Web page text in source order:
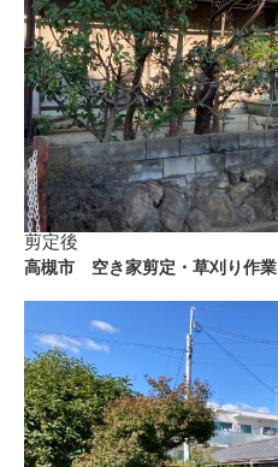
剪定後
高槻市 空き家剪定・草刈り作業